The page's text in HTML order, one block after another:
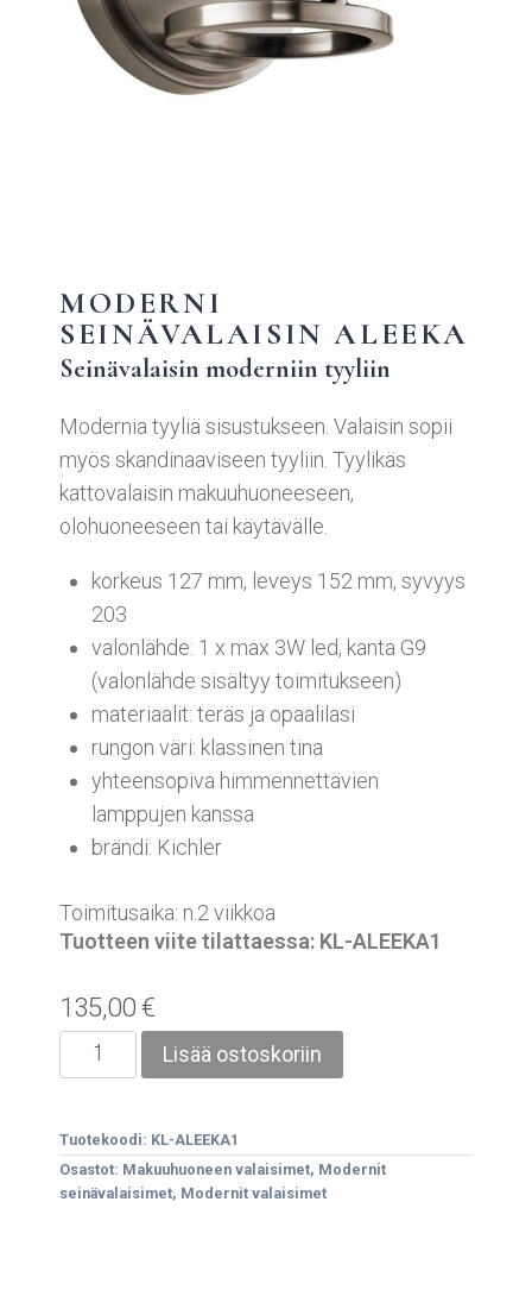
MODERNI
SEINÄVALAISIN ALEEKA
Seinävalaisin moderniin tyyliin
Modernia tyyliä sisustukseen. Valaisin sopii
myös skandinaaviseen tyyliin. Tyylikäs
kattovalaisin makuuhuoneeseen,
olohuoneeseen tai käytävälle.
korkeus 127 mm, leveys 152 mm, syvyys
203
valonlähde: 1 x max 3W led, kanta G9
(valonlähde sisältyy toimitukseen)
materiaalit: teräs ja opaalilasi
rungon väri: klassinen tina
yhteensopiva himmennettävien
lamppujen kanssa
brändi: Kichler
Toimitusaika: n.2 viikkoa
Tuotteen viite tilattaessa: KL-ALEEKA1
135,00€
Lisää ostoskoriin
Tuotekoodi: KL-ALEEKA1
Osastot: Makuuhuoneen valaisimet, Modernit
seinävalaisimet, Modernit valaisimet